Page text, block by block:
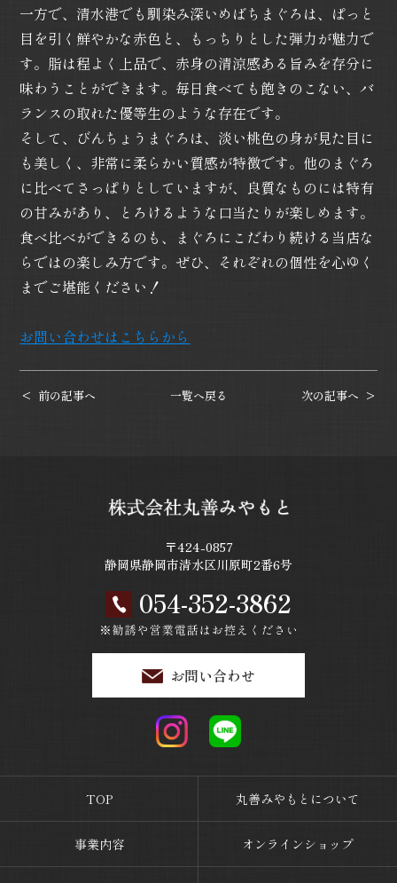
一方で、清水港でも馴染み深いめばちまぐろは、ぱっと
目を引く鮮やかな赤色と、もっちりとした弾力が魅力で
す。脂は程よく上品で、赤身の清涼感ある旨みを存分に
味わうことができます。毎日食べても飽きのこない、バ
ランスの取れた優等生のような存在です。
そして、びんちょうまぐろは、淡い桃色の身が見た目に
も美しく、非常に柔らかい質感が特徴です。他のまぐろ
に比べてさっぱりとしていますが、良質なものには特有
の甘みがあり、とろけるような口当たりが楽しめます。
食べ比べができるのも、まぐろにこだわり続ける当店な
らではの楽しみ方です。ぜひ、それぞれの個性を心ゆく
までご堪能ください！
お問い合わせはこちらから
前の記事へ 一覧へ戻る 次の記事へ
〒424-0857
静岡県静岡市清水区川原町2番6号
054-352-3862
お問い合わせ
TOP 丸善みやもとについて
事業内容 オンラインショップ